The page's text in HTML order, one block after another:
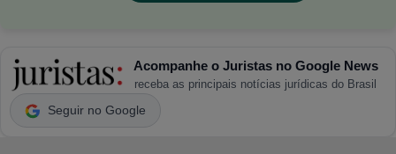
Acompanhe o Juristas no Google News
receba as principais notícias jurídicas do Brasil
Seguir no Google